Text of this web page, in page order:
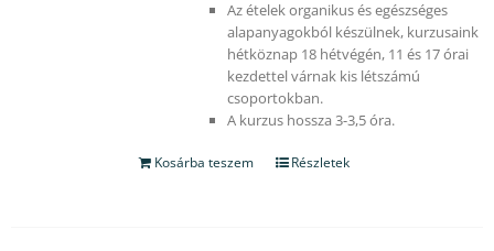
Az ételek organikus és egészséges
alapanyagokból készülnek, kurzusaink
hétköznap 18 hétvégén, 11 és 17 órai
kezdettel várnak kis létszámú
csoportokban.
A kurzus hossza 3-3,5 óra.
Kosárba teszem Részletek